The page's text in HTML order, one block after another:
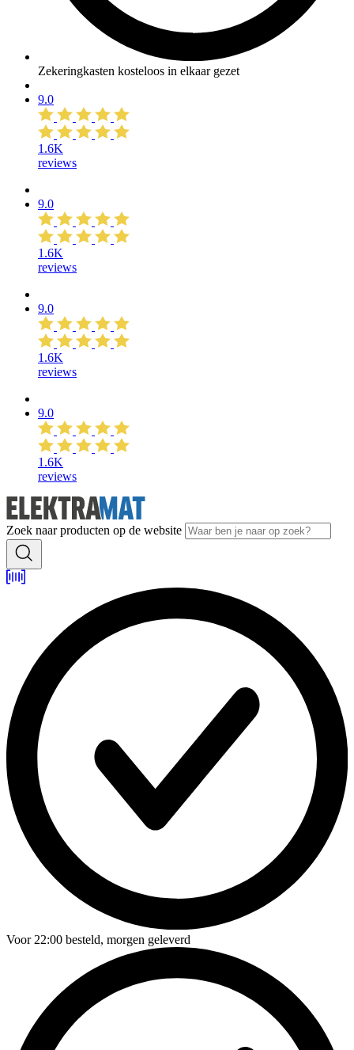
Zekeringkasten kosteloos in elkaar gezet
9.0
1.6K
reviews
9.0
1.6K
reviews
9.0
1.6K
reviews
9.0
1.6K
reviews
Zoek naar producten op de website
Voor22:00 besteld, morgen geleverd